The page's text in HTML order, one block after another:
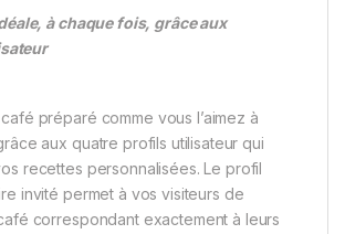
à chaque fois, grâce aux
préparé comme vous l’aimez à
aux quatre profils utilisateur qui
recettes personnalisées. Le profil
invité permet à vos visiteurs de
correspondant exactement à leurs